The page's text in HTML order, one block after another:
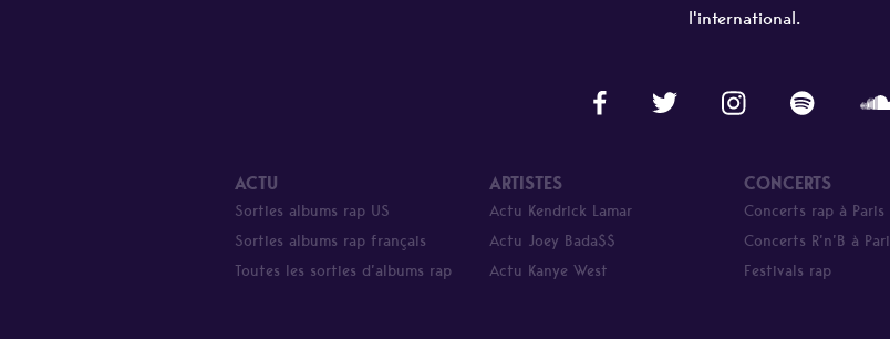
l'international.
ACTU
Sorties albums rap US
Sorties albums rap français
Toutes les sorties d’albums rap
ARTISTES
Actu Kendrick Lamar
Actu Joey Bada$$
Actu Kanye West
CONCERTS
Concerts rap à Paris
Concerts R’n’B à
Festivals rap